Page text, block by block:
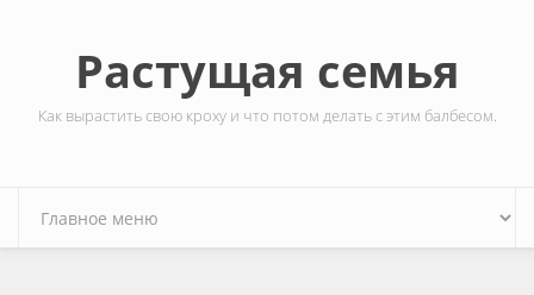
Растущая семья
Как вырастить свою кроху и что потом делать с этим балбесом.